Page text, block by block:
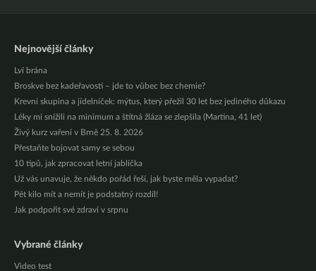
Nejnovější články
Lví brána
Broskve bez kadeřavosti – jde to vůbec bez chemie?
Krevní skupina a jídelníček: mýtus, který přežil 30 let bez jediného důkazu
Léky mi snížili na minimum a štítná žláza se zlepšila (Martina, 41 let)
Živý kurz vaření v Brně 25. 8. 2026
Přestaňte bojovat samy se sebou
10 tipů, jak zpracovat letní jablíčka
Už vás unavuje, že někdo pořád řeší, jak byste měla vypadat?
Pět kilo mít a nemít je podstatný rozdíl!
Jak podpořit své zdraví v srpnu
Vybrané články
Video test